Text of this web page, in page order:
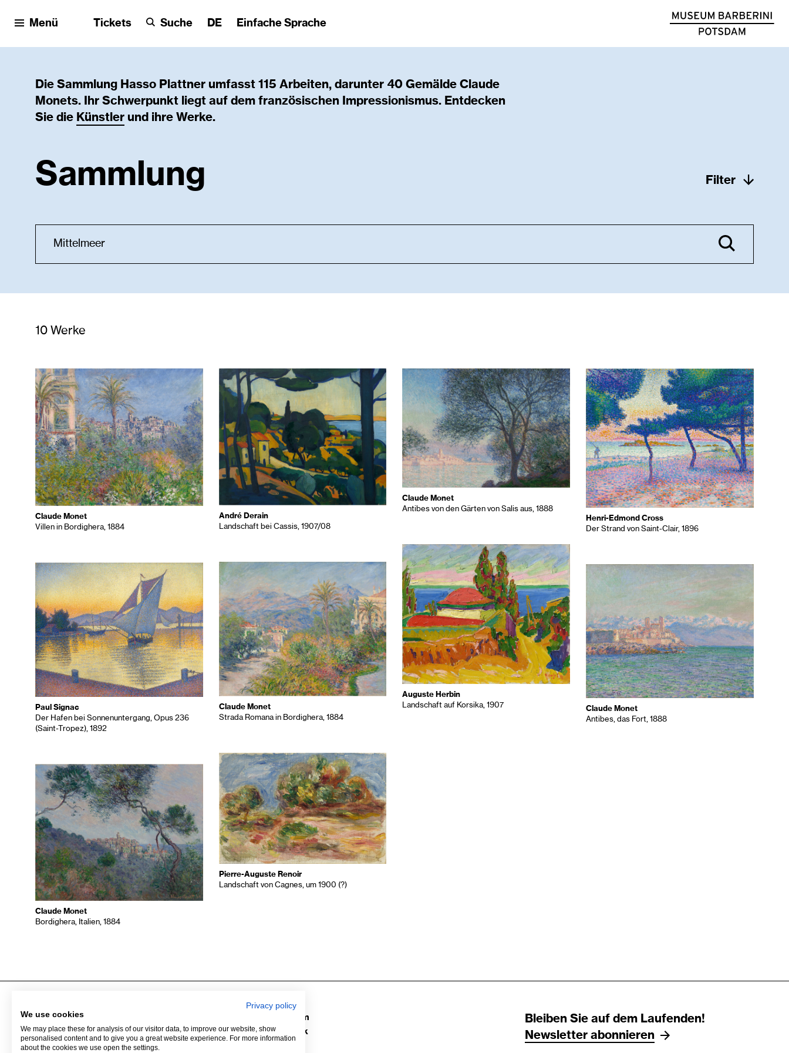
Menü Tickets Suche DE Einfache Sprache
Die Sammlung Hasso Plattner umfasst 115 Arbeiten, darunter 40 Gemälde Claude
Monets. Ihr Schwerpunkt liegt auf dem französischen Impressionismus. Entdecken
Sie die Künstler und ihre Werke.
Sammlung Filter
10 Werke
Claude Monet
Villen in Bordighera, 1884
André Derain
Landschaft bei Cassis, 1907/08
Claude Monet
Antibes von den Gärten von Salis aus, 1888
Henri-Edmond Cross
Der Strand von Saint-Clair, 1896
Paul Signac
Der Hafen bei Sonnenuntergang, Opus 236
(Saint-Tropez), 1892
Claude Monet
Strada Romana in Bordighera, 1884
Auguste Herbin
Landschaft auf Korsika, 1907
Claude Monet
Antibes, das Fort, 1888
Claude Monet
Bordighera, Italien, 1884
Pierre-Auguste Renoir
Landschaft von Cagnes, um 1900 (?)
Museum Barberini
Alter Markt
Humboldtstraße 5–6
Presse
Instagram
Facebook
Bleiben Sie auf dem Laufenden!
Newsletter abonnieren
Privacy policy
We use cookies
We may place these for analysis of our visitor data, to improve our website, show
personalised content and to give you a great website experience. For more information
about the cookies we use open the settings.